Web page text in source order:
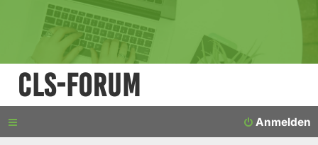
CLS-Forum
Anmelden